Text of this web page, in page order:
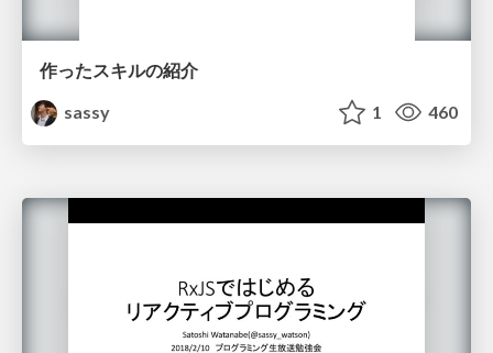
作ったスキルの紹介
sassy
1 460